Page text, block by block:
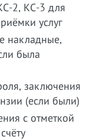
2, КС-3 для
услуг
накладные,
была
заключения
(если были)
с отметкой